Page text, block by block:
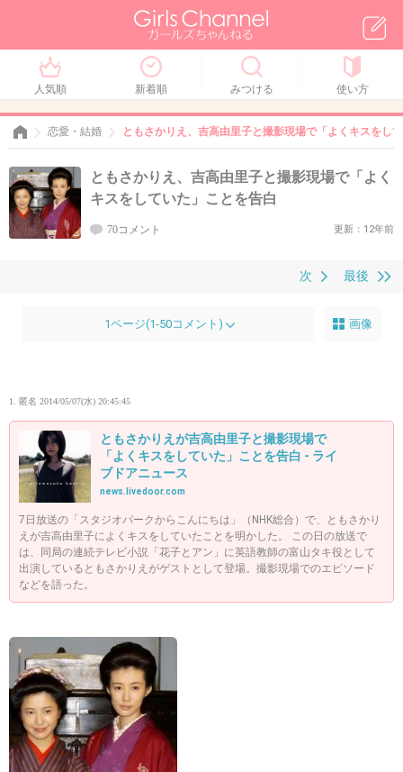
人気順 新着順 みつける 使い方
恋愛・結婚 ともさかりえ、吉高由里子と撮影現場で「よくキスをし
ともさかりえ、吉高由里子と撮影現場で「よく
キスをしていた」ことを告白
70コメント 更新：12年前
最後
次
1ページ(1-50コメント) 画像
1. 匿名 2014/05/07(水) 20:45:45
ともさかりえが吉高由里子と撮影現場で
「よくキスをしていた」ことを告白 - ライ
ブドアニュース
news.livedoor.com
7日放送の「スタジオパークからこんにちは」（NHK総合）で、ともさかり
えが吉高由里子によくキスをしていたことを明かした。 この日の放送で
は、同局の連続テレビ小説「花子とアン」に英語教師の富山タキ役として
出演しているともさかりえがゲストとして登場。撮影現場でのエピソード
などを語った。